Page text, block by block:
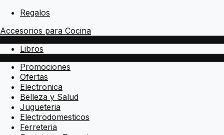
Regalos
Accesorios para Cocina
Libros
Promociones
Ofertas
Electronica
Belleza y Salud
Jugueteria
Electrodomesticos
Ferreteria